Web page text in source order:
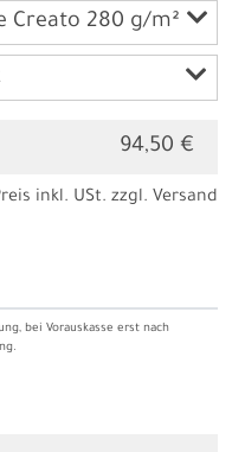
Creato 280 g/m²
94,50 €
inkl. USt. zzgl. Versand
, bei Vorauskasse erst nach